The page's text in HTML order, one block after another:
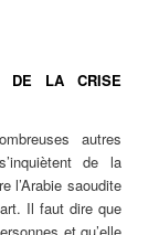
DE LA CRISE
autres
de la
l’Arabie saoudite
Il faut dire que